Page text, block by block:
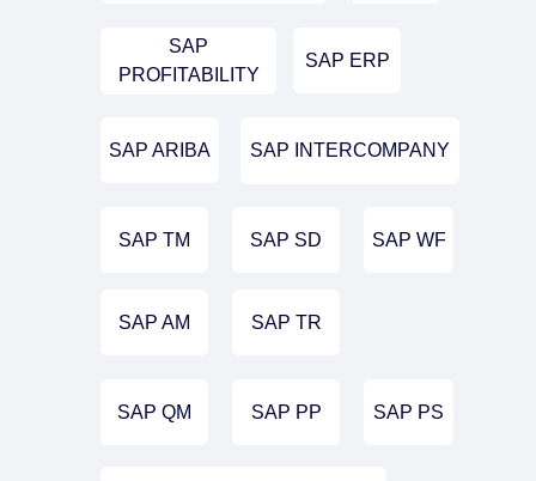
SAP AM
SAP ARIBA
SAP ERP
SAP PP
SAP
PROFITABILITY
SAP PS
SAP SD
SAP TM
SAP TR
SAP QM
SAP WF
SAP INTERCOMPANY